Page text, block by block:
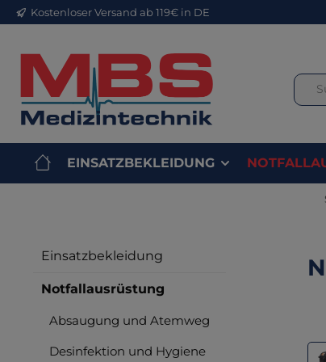
Hauptinhalt springen
Zur Suche springen
Zur Hauptnavigation springen
Kostenloser Versand ab 119€ in DE
EINSATZBEKLEIDUNG
Einsatzbekleidung
Notfallausrüstung
Absaugung und Atemweg
Desinfektion und Hygiene